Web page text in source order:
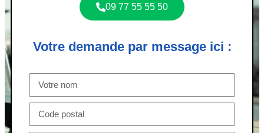
09 77 55 55 50
Votre demande par message ici :